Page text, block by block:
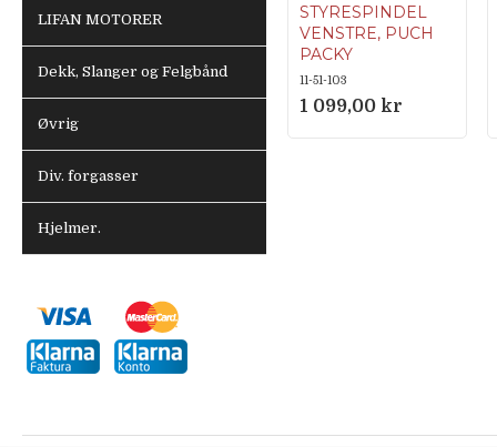
LIFAN MOTORER
Dekk, Slanger og Felgbånd
Øvrig
Div. forgasser
Hjelmer.
STYRESPINDEL
VENSTRE, PUCH
PACKY
11-51-103
1 099,00 kr